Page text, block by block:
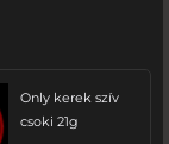
Only kerek szív
csoki 21g